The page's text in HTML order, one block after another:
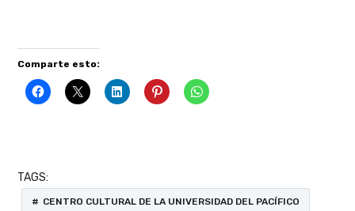
Comparte esto:
TAGS:
CENTRO CULTURAL DE LA UNIVERSIDAD DEL PACÍFICO